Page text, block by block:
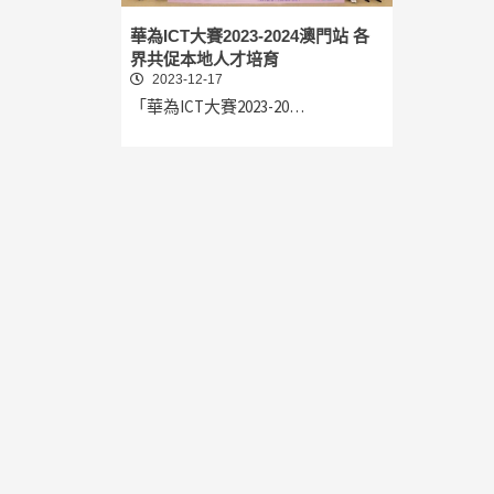
華為ICT大賽2023-2024澳門站 各
界共促本地人才培育
2023-12-17
「華為ICT大賽2023-20…